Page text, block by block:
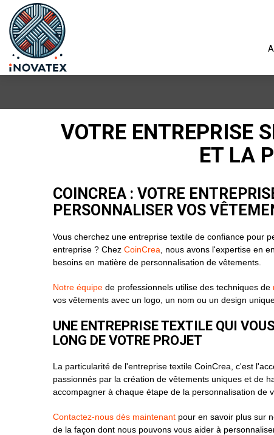
VOTRE ENTREPRISE
ET LA
COINCREA : VOTRE
PERSONNALISER VOS
Vous cherchez une entreprise textile de confiance pour
entreprise ? Chez CoinCrea , nous avons l'expertise en
besoins en matière de personnalisation de vêtements.
Notre équipe de professionnels utilise des techniques de
vos vêtements avec un logo, un nom ou un design
UNE ENTREPRISE TEXTILE QUI
LONG DE VOTRE PROJET
La particularité de l'entreprise textile CoinCrea, c'est
passionnés par la création de vêtements uniques et de
accompagner à chaque étape de la personnalisation de
Contactez-nous dès maintenant pour en savoir plus sur
de la façon dont nous pouvons vous aider à